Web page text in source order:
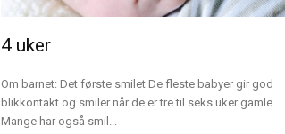
4 uker
Om barnet: Det første smilet De fleste babyer gir god
blikkontakt og smiler når de er tre til seks uker gamle.
Mange har også smil...